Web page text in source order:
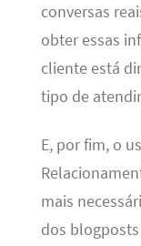
conversas
obter essas
cliente está
tipo de
E, por fim, o
mais
dos